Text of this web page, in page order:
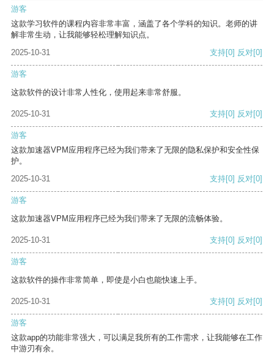
游客
这款学习软件的课程内容非常丰富，涵盖了各个学科的知识。老师的讲
解非常生动，让我能够轻松理解知识点。
2025-10-31
支持[0] 反对[0]
游客
这款软件的设计非常人性化，使用起来非常舒服。
2025-10-31 支持[0] 反对[0]
游客
这款加速器VPM应用程序已经为我们带来了无限的隐私保护和安全性保
护。
2025-10-31
支持[0] 反对[0]
游客
这款加速器VPM应用程序已经为我们带来了无限的流畅体验。
2025-10-31 支持[0] 反对[0]
游客
这款软件的操作非常简单，即使是小白也能快速上手。
2025-10-31 支持[0] 反对[0]
游客
这款app的功能非常强大，可以满足我所有的工作需求，让我能够在工作
中游刃有余。